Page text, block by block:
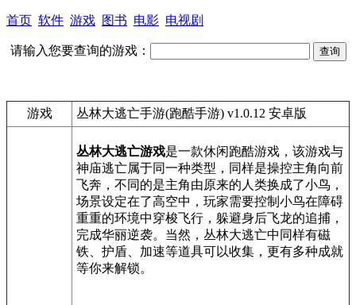
首页 软件 游戏 图书 电影 电视剧
请输入您要查询的游戏：
游戏 丛林大逃亡手游(跑酷手游) v1.0.12 安卓版
丛林大逃亡游戏是一款休闲跑酷游戏，该游戏与
神庙逃亡属于同一种类型，同样是操控主角向前
飞奔，不同的是主角由原来的人类换成了小鸟，
场景设定在了高空中，玩家需要控制小鸟在障碍
重重的环境中穿梭飞行，躲避身后飞龙的追捕，
完成华丽逆袭。当然，丛林大逃亡中同样有磁
铁、护盾、加速等道具可以收集，更有多种成就
等你来解锁。